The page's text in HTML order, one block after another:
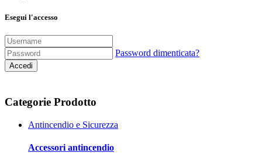
Esegui l'accesso
Password dimenticata?
Accedi
Categorie Prodotto
Antincendio e Sicurezza
Accessori antincendio